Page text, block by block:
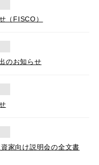
（FISCO）
のお知らせ
家向け説明会の全文書